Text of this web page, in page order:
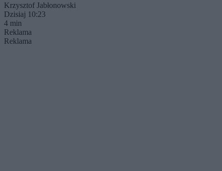
Krzysztof Jabłonowski
Dzisiaj 10:23
4 min
Reklama
Reklama